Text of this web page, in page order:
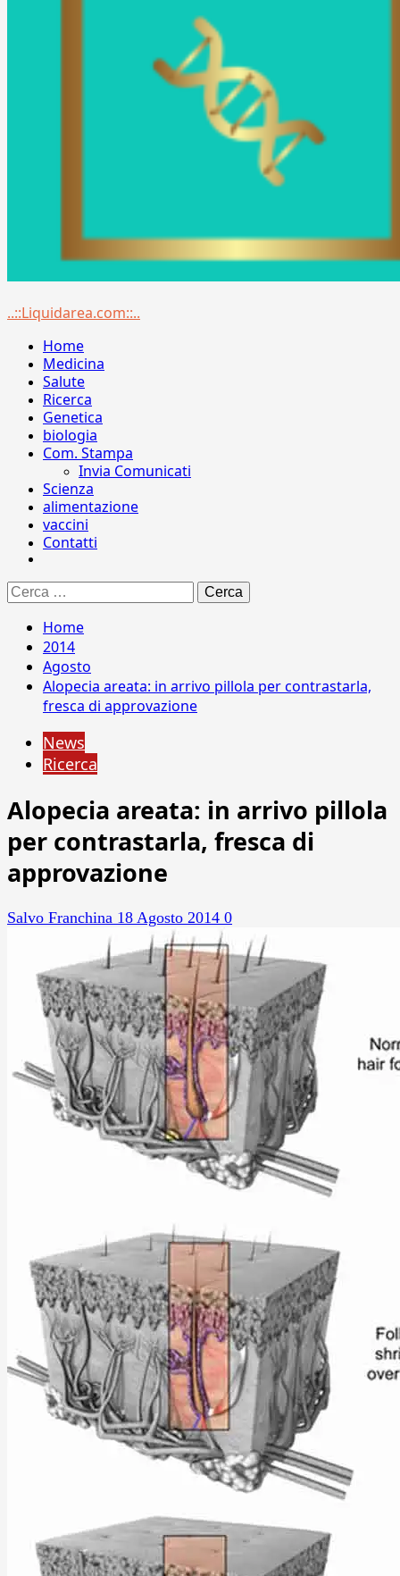
Menu
..::Liquidarea.com::..
Home
Medicina
Salute
Ricerca
Genetica
biologia
Com. Stampa
Invia Comunicati
Scienza
alimentazione
vaccini
Contatti
Ricerca
per:
Home
2014
Agosto
Alopecia areata: in arrivo pillola per contrastarla,
fresca di approvazione
News
Ricerca
Alopecia areata: in arrivo pillola
per contrastarla, fresca di
approvazione
Salvo Franchina 18 Agosto 2014 0